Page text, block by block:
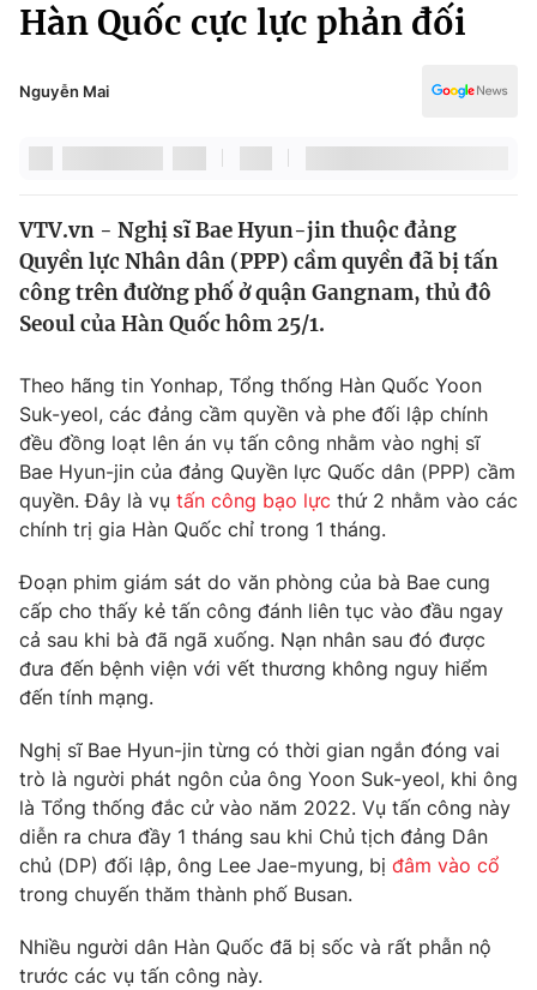
Xã hội
Pháp luật
Y tế
Thế giới
Tin tức
Thế giới đó đây
Câu chuyện quốc tế
Kinh tế
Thị trường
Góc doanh nghiệp
Dữ liệu và đời sống
Truyền hình
Phim VTV
Hậu trường
Nhân vật
Khán giả
Giải sao mai
Giải trí
Âm nhạc
Sao
Đời sống
Du lịch
Làm đẹp
Giáo dục
Tuyển sinh
Học trực tuyến
Hitech Công nghệ tương lai
Sản phẩm
Thị trường
Giao lưu trực tuyến
Lịch phát sóng
Chuyên mục khác
Văn hóa - Giải trí
Y tế
Hàn Quốc cực lực phản đối
Nguyễn Mai
VTV.vn - Nghị sĩ Bae Hyun-jin thuộc đảng
Quyền lực Nhân dân (PPP) cầm quyền đã bị tấn
công trên đường phố ở quận Gangnam, thủ đô
Seoul của Hàn Quốc hôm 25/1.
Theo hãng tin Yonhap, Tổng thống Hàn Quốc Yoon
Suk-yeol, các đảng cầm quyền và phe đối lập chính
đều đồng loạt lên án vụ tấn công nhằm vào nghị sĩ
Bae Hyun-jin của đảng Quyền lực Quốc dân (PPP) cầm
quyền. Đây là vụ tấn công bạo lực thứ 2 nhằm vào các
chính trị gia Hàn Quốc chỉ trong 1 tháng.
Đoạn phim giám sát do văn phòng của bà Bae cung
cấp cho thấy kẻ tấn công đánh liên tục vào đầu ngay
cả sau khi bà đã ngã xuống. Nạn nhân sau đó được
đưa đến bệnh viện với vết thương không nguy hiểm
đến tính mạng.
Nghị sĩ Bae Hyun-jin từng có thời gian ngắn đóng vai
trò là người phát ngôn của ông Yoon Suk-yeol, khi ông
là Tổng thống đắc cử vào năm 2022. Vụ tấn công này
diễn ra chưa đầy 1 tháng sau khi Chủ tịch đảng Dân
chủ (DP) đối lập, ông Lee Jae-myung, bị đâm vào cổ
trong chuyến thăm thành phố Busan.
Nhiều người dân Hàn Quốc đã bị sốc và rất phẫn nộ
trước các vụ tấn công này.